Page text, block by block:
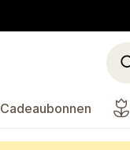
Cadeaubonnen